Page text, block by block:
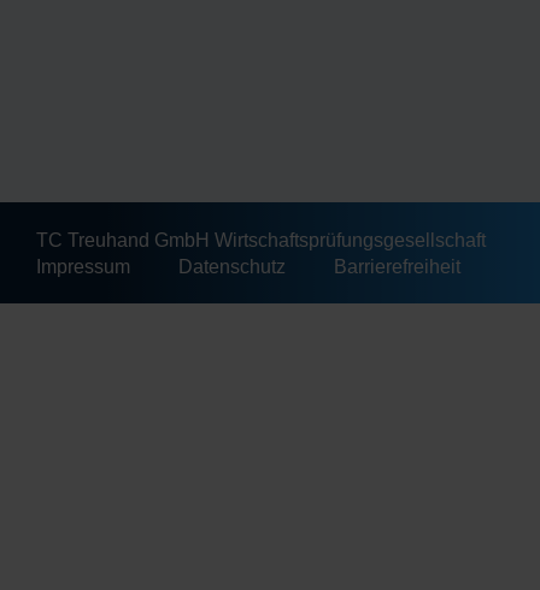
TC Treuhand GmbH Wirtschaftsprüfungsgesellschaft
Impressum
Datenschutz Barrierefreiheit